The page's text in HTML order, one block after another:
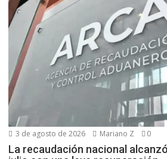
3 de agosto de 2026 Mariano Z 0
La recaudación nacional